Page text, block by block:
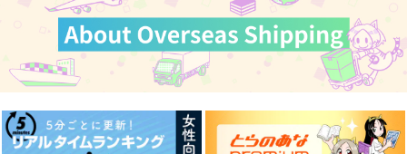
伊弉冉一二三×観音坂独歩
サンプル
作品詳細
伊弉冉一二三×観音坂独歩
サンプル
作品詳細
サンプル
作品詳細
カート